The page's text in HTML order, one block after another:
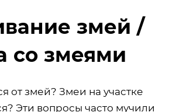
змей /
со змеями
от змей? Змеи на участке
Эти вопросы часто мучили